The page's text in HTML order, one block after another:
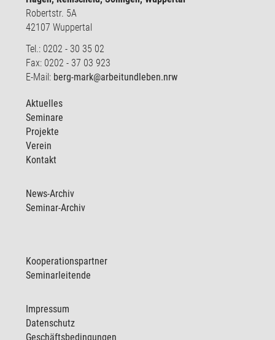
Robertstr. 5A
42107 Wuppertal
Tel.: 0202 - 30 35 02
Fax: 0202 - 37 03 923
E-Mail: berg-mark@arbeitundleben.nrw
Aktuelles
Seminare
Projekte
Verein
Kontakt
News-Archiv
Seminar-Archiv
Kooperationspartner
Seminarleitende
Impressum
Datenschutz
Geschäftsbedingungen